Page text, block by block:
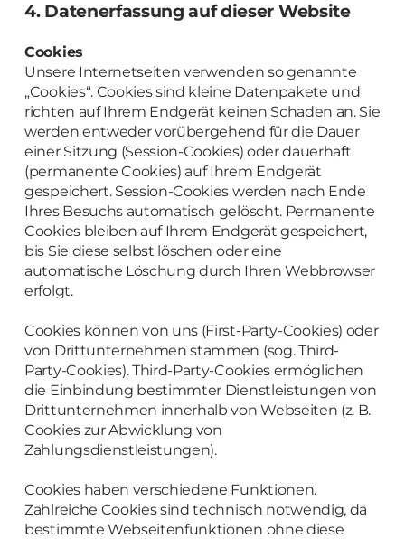
4. Datenerfassung auf dieser Website
Cookies
Unsere Internetseiten verwenden so genannte
„Cookies“. Cookies sind kleine Datenpakete und
richten auf Ihrem Endgerät keinen Schaden an. Sie
werden entweder vorübergehend für die Dauer
einer Sitzung (Session-Cookies) oder dauerhaft
(permanente Cookies) auf Ihrem Endgerät
gespeichert. Session-Cookies werden nach Ende
Ihres Besuchs automatisch gelöscht. Permanente
Cookies bleiben auf Ihrem Endgerät gespeichert,
bis Sie diese selbst löschen oder eine
automatische Löschung durch Ihren Webbrowser
erfolgt.
Cookies können von uns (First-Party-Cookies) oder
von Drittunternehmen stammen (sog. Third-
Party-Cookies). Third-Party-Cookies ermöglichen
die Einbindung bestimmter Dienstleistungen von
Drittunternehmen innerhalb von Webseiten (z. B.
Cookies zur Abwicklung von
Zahlungsdienstleistungen).
Cookies haben verschiedene Funktionen.
Zahlreiche Cookies sind technisch notwendig, da
bestimmte Webseitenfunktionen ohne diese